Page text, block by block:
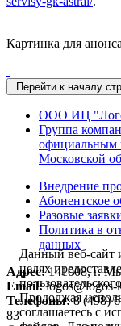
Картинка для
Перейти к началу
ООО ИЦ
Группа
Московской
Внедрение
Абонентское
Разовые
Политика в
данных
Адрес:141008, г.
Email:logos@logos-
Телефоны:8 (498)
83
Данный веб-сайт
целях
Продолжая
соглашаетесь с